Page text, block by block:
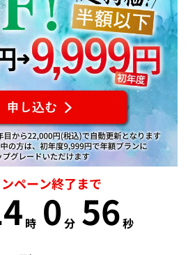
ペーン終了まで
時 0分 55秒